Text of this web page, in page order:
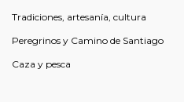
Tradiciones, artesanía, cultura
Peregrinos y Camino de Santiago
Caza y pesca